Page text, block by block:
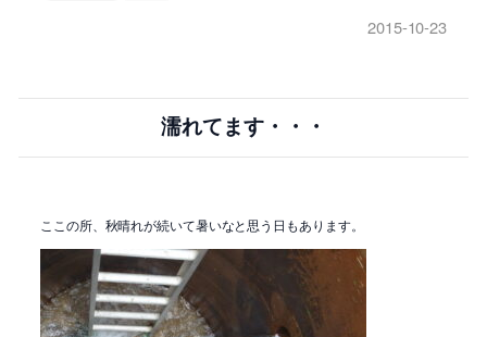
2015-10-23
濡れてます・・・
ここの所、秋晴れが続いて暑いなと思う日もあります。